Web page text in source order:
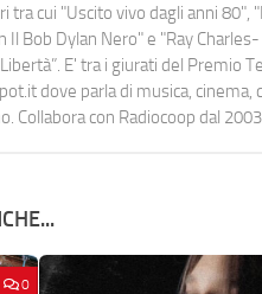
tra cui "Uscito vivo dagli anni 80",
Bob Dylan Nero" e "Ray
E' tra i giurati del Premio
dove parla di musica,
Collabora con Radiocoop dal 2003.
0